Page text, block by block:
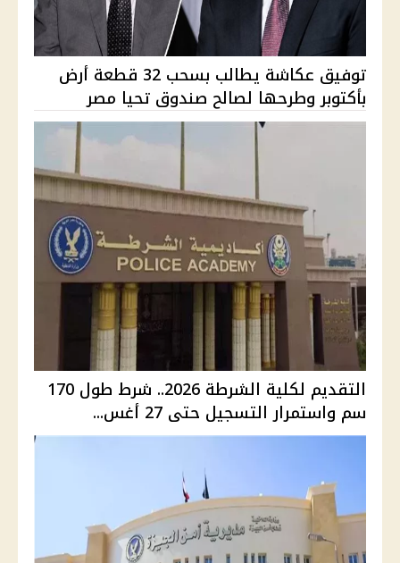
توفيق عكاشة يطالب بسحب 32 قطعة أرض
بأكتوبر وطرحها لصالح صندوق تحيا مصر
التقديم لكلية الشرطة 2026.. شرط طول 170
سم واستمرار التسجيل حتى 27 أغس...